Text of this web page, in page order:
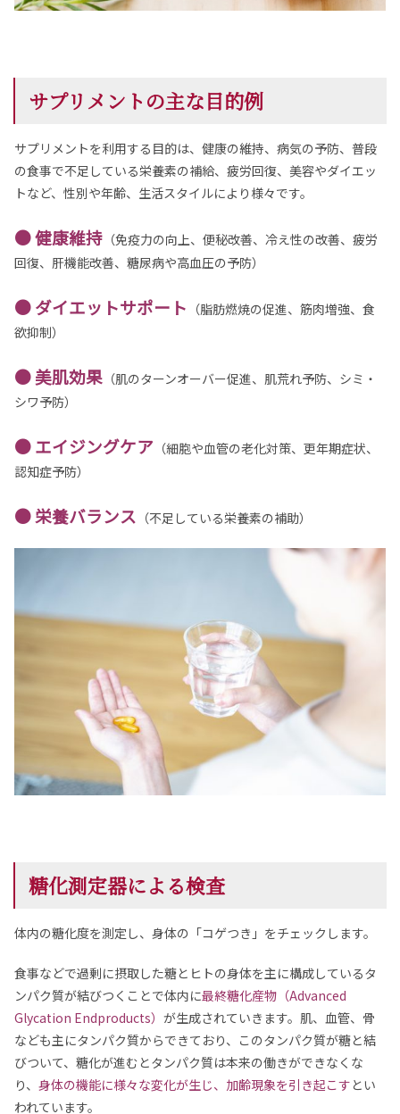
サプリメントの主な目的例
サプリメントを利用する目的は、健康の維持、病気の予防、普段
の食事で不足している栄養素の補給、疲労回復、美容やダイエッ
トなど、性別や年齢、生活スタイルにより様々です。
● 健康維持 （免疫力の向上、便秘改善、冷え性の改善、疲労
回復、肝機能改善、糖尿病や高血圧の予防）
● ダイエットサポート （脂肪燃焼の促進、筋肉増強、食
欲抑制）
● 美肌効果 （肌のターンオーバー促進、肌荒れ予防、シミ・
シワ予防）
● エイジングケア （細胞や血管の老化対策、更年期症状、
認知症予防）
● 栄養バランス （不足している栄養素の補助）
糖化測定器による検査
体内の糖化度を測定し、身体の「コゲつき」をチェックします。
食事などで過剰に摂取した糖とヒトの身体を主に構成しているタ
ンパク質が結びつくことで体内に最終糖化産物（Advanced
Glycation Endproducts） が生成されていきます。肌、血管、骨
なども主にタンパク質からできており、このタンパク質が糖と結
びついて、糖化が進むとタンパク質は本来の働きができなくな
り、 身体の機能に様々な変化が生じ、加齢現象を引き起こす とい
われています。